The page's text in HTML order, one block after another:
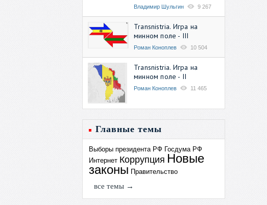
Владимир Шульгин 9 267
Transnistria. Игра на
минном поле - III
Роман Коноплев 10 504
Transnistria. Игра на
минном поле - II
Роман Коноплев 11 465
Главные темы
Выборы президента РФ Госдума РФ
Интернет Коррупция Новые
законы Правительство
все темы →